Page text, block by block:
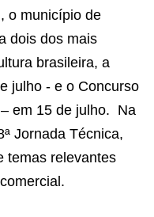
o município de
dois dos mais
brasileira, a
julho - e o Concurso
em 15 de julho. Na
Jornada Técnica,
temas relevantes